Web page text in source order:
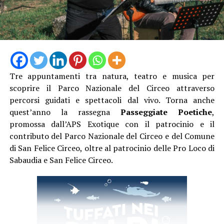
Camminando nel borgo si incroceranno proposte
artistiche per tutti i gusti. Presso l’Infermeria dei
Conversi andrà in scena lo spettacolo di teatro-danza
“Le Donne del Fuoco” a cura di Piedi Scalzi, un’opera
intensa ispirata all’universo femminile medievale,
mentre la Grande Arena si accenderà con le maestose
esibizioni di danza con il fuoco e teatro fisico della
compagnia Una Lamp.
Una delle grandi novità di questa edizione sarà la visita
straordinaria del laghetto nel Giardino degli Ulivi del
Tre appuntamenti tra natura, teatro e musica per
scoprire il Parco Nazionale del Circeo attraverso
percorsi guidati e spettacoli dal vivo. Torna anche
quest’anno la rassegnaPasseggiate Poetiche,
promossa dall’APS Exotique con il patrocinio e il
contributo del Parco Nazionale del Circeo e del Comune
di San Felice Circeo, oltre al patrocinio delle Pro Loco di
Sabaudia e San Felice Circeo.